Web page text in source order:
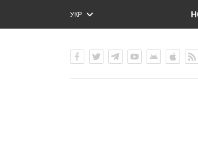
УКР
ENG